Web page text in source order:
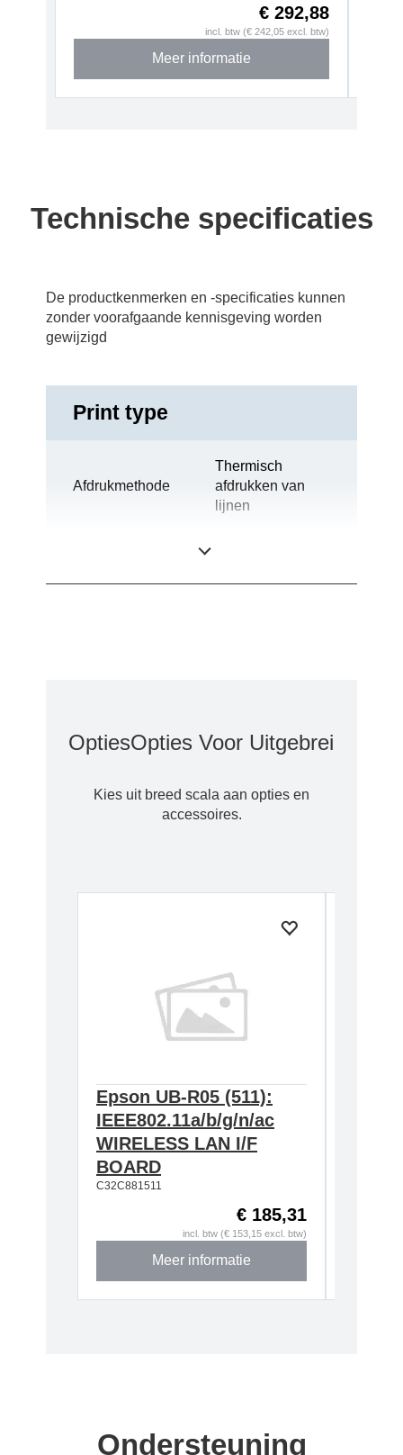
€ 292,88
incl. btw (€ 242,05 excl. btw)
Meer informatie
Technische specificaties
De productkenmerken en -specificaties kunnen
zonder voorafgaande kennisgeving worden
gewijzigd
Print type
Afdrukmethode
Thermisch
afdrukken van
lijnen
OptiesOpties Voor Uitgebreide
Kies uit breed scala aan opties en
accessoires.
Epson UB-R05 (511):
IEEE802.11a/b/g/n/ac
WIRELESS LAN I/F
BOARD
C32C881511
€ 185,31
incl. btw (€ 153,15 excl. btw)
Meer informatie
Ondersteuning